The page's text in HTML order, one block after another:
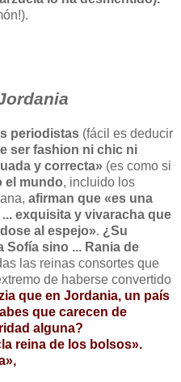
periodistas (fácil es deducir
ser fashion ni chic ni
y correcta» (es como si
el mundo, incluido los
afirman que «es una
exquisita y vivaracha que
al espejo». ¿Su
Sofía sino ... Rania de
las reinas consortes que
de haberse convertido
que en Jordania, un país
que carecen de
alguna?
reina de los bolsos».